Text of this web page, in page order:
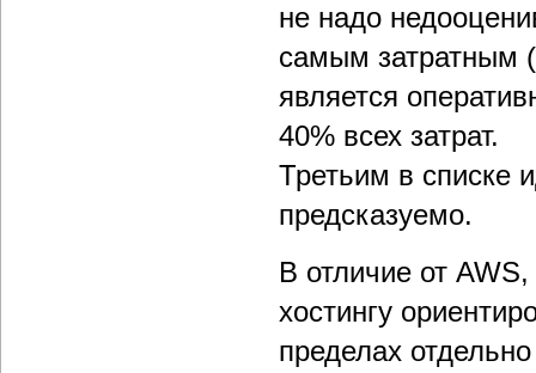
не надо
самым затратным
является
40% всех затрат.
Третьим в списке
предсказуемо.
В отличие от
хостингу
пределах